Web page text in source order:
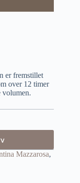
er fremstillet
over 12 timer
volumen.
Mazzarosa,